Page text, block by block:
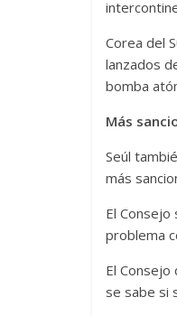
Corea del
lanzados
bomba
Más
Seúl
más
El
problema
El
se sabe si